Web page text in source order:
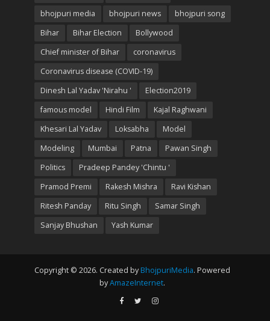
bhojpuri media
bhojpuri news
bhojpuri song
Bihar
Bihar Election
Bollywood
Chief minister of Bihar
coronavirus
Coronavirus disease (COVID-19)
Dinesh Lal Yadav 'Nirahu '
Election2019
famous model
Hindi Film
Kajal Raghwani
Khesari Lal Yadav
Loksabha
Model
Modeling
Mumbai Patna
Pawan Singh
Politics
Pradeep Pandey 'Chintu '
Pramod Premi
Rakesh Mishra
Ravi Kishan
Ritesh Panday
Ritu Singh
Samar Singh
Sanjay Bhushan
Yash Kumar
Copyright © 2026. Created by BhojpuriMedia. Powered
byAmazeInternet.